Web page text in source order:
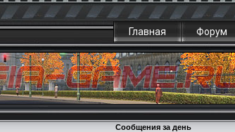
Главная Форум
Сообщения за день